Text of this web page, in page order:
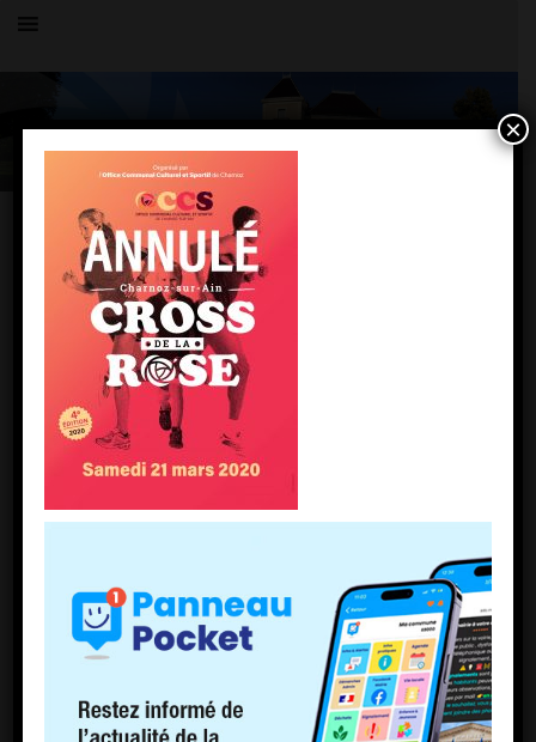
Toutes les actualités
LE VILLAGE
cross 2020 annulé
13 mars 2020
×